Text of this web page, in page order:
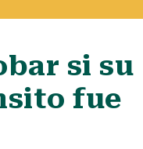
si su
fue